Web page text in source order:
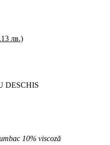
лв.)
DESCHIS
10% viscoză